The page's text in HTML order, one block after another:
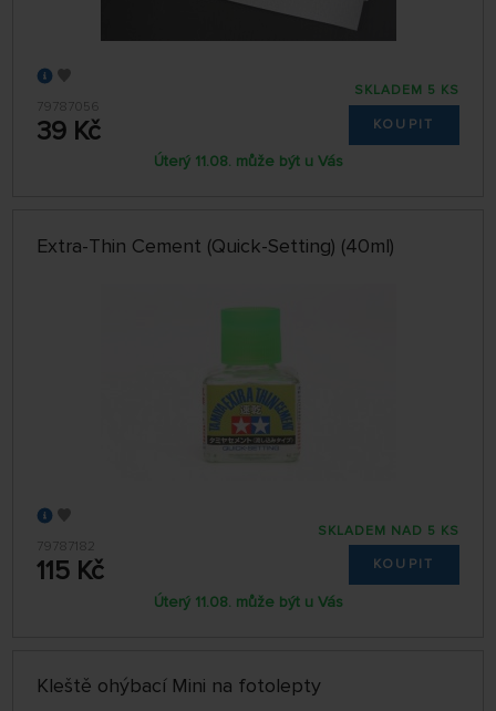
79787056
39 Kč
SKLADEM 5 KS
KOUPIT
Úterý 11.08. může být u Vás
Extra-Thin Cement (Quick-Setting) (40ml)
79787182
115 Kč
SKLADEM NAD 5 KS
KOUPIT
Úterý 11.08. může být u Vás
Kleště ohýbací Mini na fotolepty